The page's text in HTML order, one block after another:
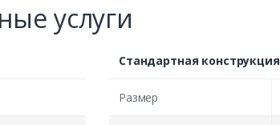
услуги
Стандартная конструкция
Размер